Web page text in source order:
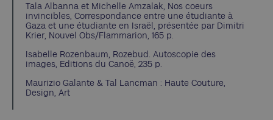
Tala Albanna et Michelle Amzalak, Nos coeurs
invincibles, Correspondance entre une étudiante à
Gaza et une étudiante en Israël, présentée par Dimitri
Krier, Nouvel Obs/Flammarion, 165 p.
Isabelle Rozenbaum, Rozebud. Autoscopie des
images, Editions du Canoë, 235 p.
Maurizio Galante & Tal Lancman : Haute Couture,
Design, Art